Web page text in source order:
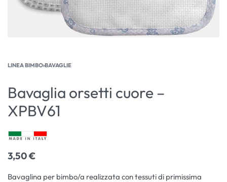
LINEA BIMBO›BAVAGLIE
Bavaglia orsetti cuore –
XPBV61
3,50€
Bavaglina per bimbo/a realizzata con tessuti di primissima